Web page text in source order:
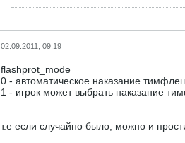
02.09.2011, 09:19
flashprot_mode
0 - автоматическое наказание
1 - игрок может выбрать наказание
т.е если случайно было, можно и